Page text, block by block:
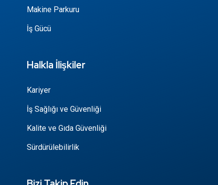
Makine Parkuru
İş Gücü
Halkla İlişkiler
Kariyer
İş Sağlığı ve Güvenliği
Kalite ve Gıda Güvenliği
Sürdürülebilirlik